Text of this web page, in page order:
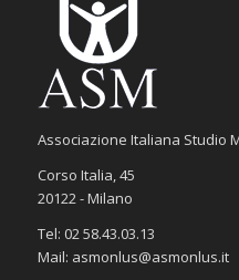
Associazione Italiana Studio
Corso Italia, 45
20122 - Milano
Tel: 02 58.43.03.13
Mail: asmonlus@asmonlus.it